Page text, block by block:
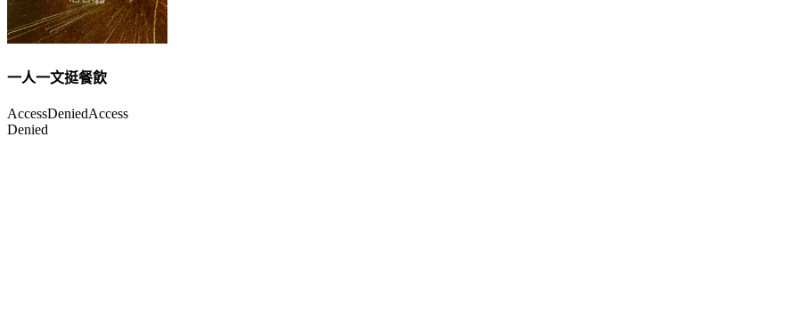
一人一文挺餐飲